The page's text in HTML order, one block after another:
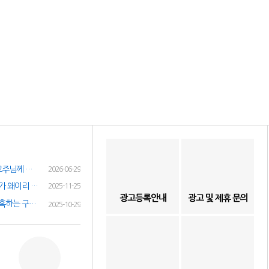
여성인재정보 이력서 등록시 유료광고주님께 인재정보 문자갑니다! 2026-06-29
(챗gpt) 요즘 유흥업소 아가씨 구하기가 왜이리 힘들까요? 원인이 무엇이 잇을까요? 2025-11-25
✔️취업사기 과장 구인 광고 구직자 현혹하는 구인광고 주의 하세요!✔️ 2025-10-29
광고등록안내 광고 및 제휴 문의